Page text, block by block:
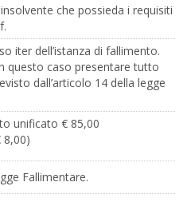
che possieda i requisiti
iter dell’istanza di fallimento.
questo caso presentare tutto
dall’articolo 14 della legge
unificato € 85,00
8,00)
Fallimentare.